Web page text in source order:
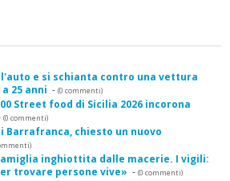
e si schianta contro una vettura
25 anni - (0 commenti)
Street food di Sicilia 2026 incorona
(0 commenti)
Barrafranca, chiesto un nuovo
inghiottita dalle macerie. I vigili:
trovare persone vive» - (0 commenti)